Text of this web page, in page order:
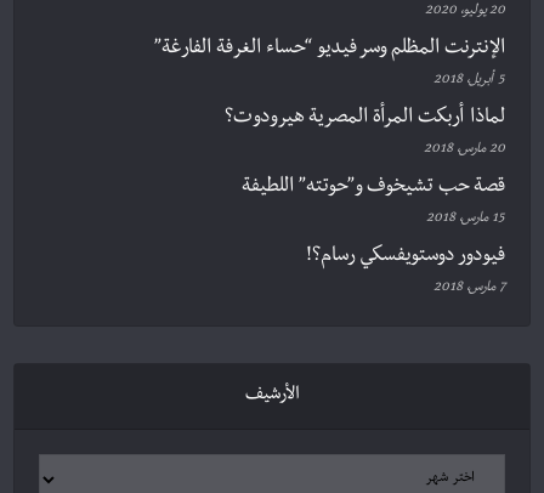
20 يوليو، 2020
الإنترنت المظلم وسر فيديو “حساء الغرفة الفارغة”
5 أبريل، 2018
لماذا أربكت المرأة المصرية هيرودوت؟
20 مارس، 2018
قصة حب تشيخوف و”حوتته” اللطيفة
15 مارس، 2018
فيودور دوستويفسكي رسام؟!
7 مارس، 2018
الأرشيف